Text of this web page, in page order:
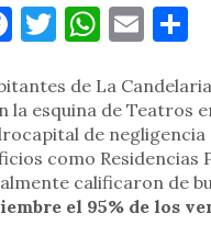
Facebook
Twitter
de La
la esquina de Teatros
de negligencia
como Residencias
calificaron de
el 95% de los